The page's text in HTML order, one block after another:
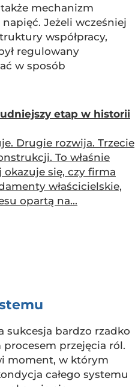
mechanizm
Jeżeli wcześniej
współpracy,
regulowany
w sposób
etap w historii
Drugie rozwija. Trzecie
To właśnie
się, czy firma
właścicielskie,
opartą na...
sukcesja bardzo rzadko
przejęcia ról.
moment, w którym
całego systemu